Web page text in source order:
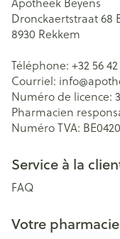
Dronckaertstraat 68
8930 Rekkem
Téléphone: +32 56
Courriel: info@
Numéro de licence:
Pharmacien
Numéro TVA:
Service à la
FAQ
Votre pharmacie